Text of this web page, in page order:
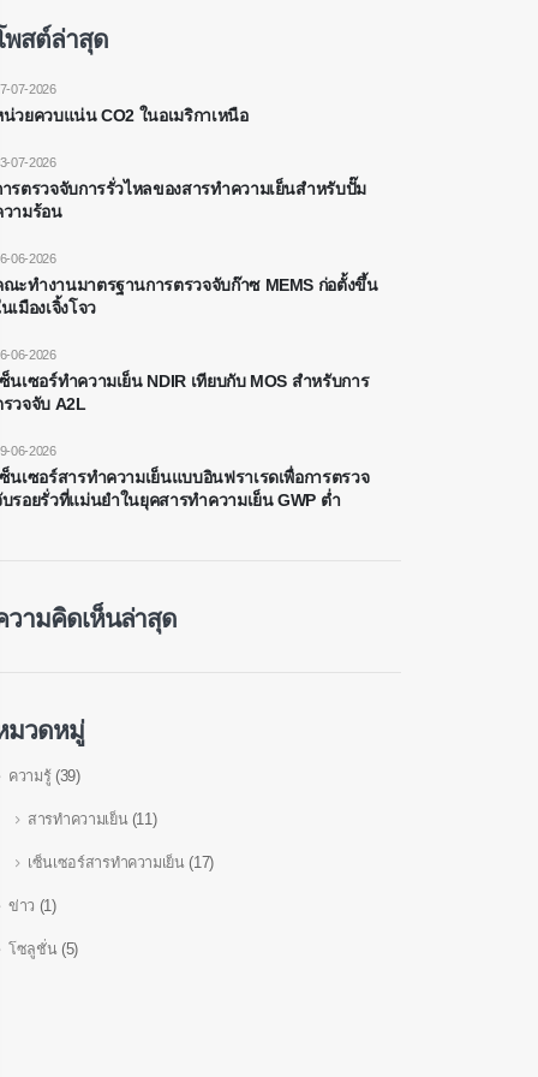
พสต์ล่าสุด
วยควบแน่น CO2 ในอเมริกาเหนือ
07-2026
ารตรวจจับการรั่วไหลของสารทำความเย็นสำหรับปั๊ม
วามร้อน
07-2026
ณะทำงานมาตรฐานการตรวจจับก๊าซ MEMS ก่อตั้งขึ้น
เมืองเจิ้งโจว
06-2026
ซ็นเซอร์ทำความเย็น NDIR เทียบกับ MOS สำหรับการ
รวจจับ A2L
06-2026
ซ็นเซอร์สารทำความเย็นแบบอินฟราเรดเพื่อการตรวจ
รอยรั่วที่แม่นยำในยุคสารทำความเย็น GWP ต่ำ
06-2026
วามคิดเห็นล่าสุด
มวดหมู่
ความรู้(39)
สารทำความเย็น(11)
เซ็นเซอร์สารทำความเย็น(17)
ข่าว (1)
โซลูชั่น(5)